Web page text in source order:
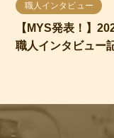
職人インタビュー
【MYS発表！】
職人インタビュー